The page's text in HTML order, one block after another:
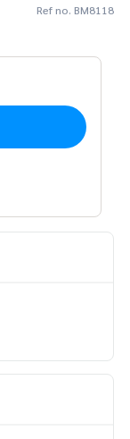
Ref no. BM8118